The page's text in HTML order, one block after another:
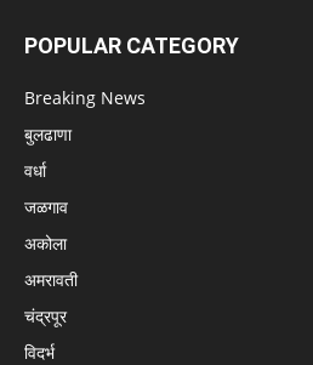
POPULAR CATEGORY
Breaking News
बुलढाणा
वर्धा
जळगाव
अकोला
अमरावती
चंद्रपूर
विदर्भ